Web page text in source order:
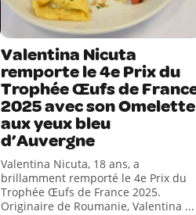
Valentina Nicuta
remporte le 4e Prix du
Trophée Œufs de
2025 avec son Omelette
aux yeux bleu
d’Auvergne
Valentina Nicuta, 18 ans, a
brillamment remporté le 4e Prix du
Trophée Œufs de France 2025.
Originaire de Roumanie, Valentina ...